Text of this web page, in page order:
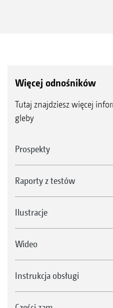
Więcej odnośników
Tutaj znajdziesz więcej
gleby
Prospekty
Raporty z testów
Ilustracje
Wideo
Instrukcja obsługi